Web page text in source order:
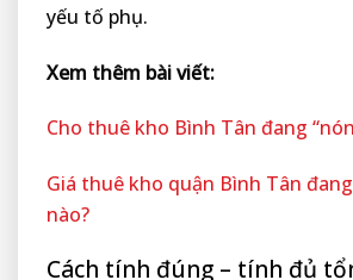
yếu tố phụ.
Xem thêm bài viết:
Cho thuê kho Bình Tân đang
Giá thuê kho quận Bình Tân
nào?
Cách tính đúng – tính đủ